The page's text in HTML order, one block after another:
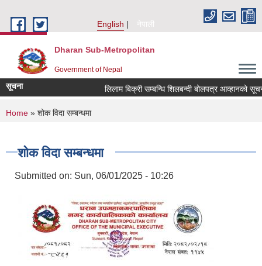
English
नेपाली
Dharan Sub-Metropolitan
Government of Nepal
सूचना लिलाम बिक्री सम्बन्धि शिलबन्दी बोलपत्र
You are here
Home » शोक विदा सम्बन्धमा
शोक विदा सम्बन्धमा
Submitted on: Sun, 06/01/2025 - 10:26